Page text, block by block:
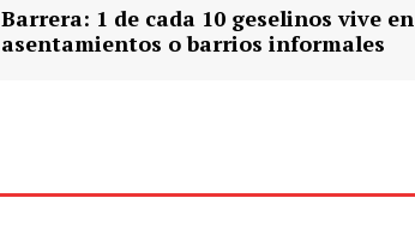
Barrera: 1 de cada 10 geselinos vive en
asentamientos o barrios informales